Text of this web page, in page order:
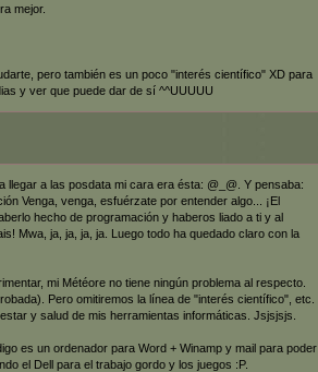
mejor.
pero también es un poco "interés científico" XD para
y ver que puede dar de sí ^^UUUUU
llegar a las posdata mi cara era ésta: @_@. Y pensaba:
Venga, venga, esfuérzate por entender algo... ¡El
hecho de programación y haberos liado a ti y al
Mwa, ja, ja, ja, ja. Luego todo ha quedado claro con la
mi Météore no tiene ningún problema al respecto.
Pero omitiremos la línea de "interés científico", etc.
y salud de mis herramientas informáticas. Jsjsjsjs.
es un ordenador para Word + Winamp y mail para poder
el Dell para el trabajo gordo y los juegos :P.